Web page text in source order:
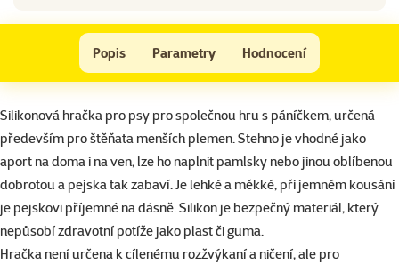
Hračka Dog Fantasy silikonové stehno světle zelené
Popis Parametry Hodnocení
Na začátek stránky
superzoo.product.detail.content
Silikonová hračka pro psy pro společnou hru s páníčkem, určená
především pro štěňata menších plemen. Stehno je vhodné jako
aport na doma i na ven, lze ho naplnit pamlsky nebo jinou oblíbenou
dobrotou a pejska tak zabaví. Je lehké a měkké, při jemném kousání
je pejskovi příjemné na dásně. Silikon je bezpečný materiál, který
nepůsobí zdravotní potíže jako plast či guma.
Hračka není určena k cílenému rozžvýkaní a ničení, ale pro